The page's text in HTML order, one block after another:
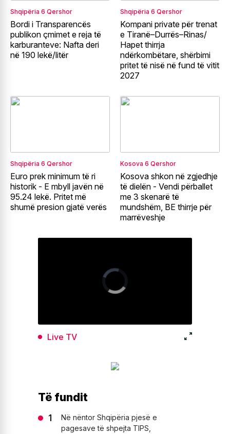
Shqipëria 6 Qershor
Bordi i Transparencës
publikon çmimet e reja të
karburanteve: Nafta deri
në 190 lekë/litër
Shqipëria 6 Qershor
Kompani private për trenat
e Tiranë–Durrës–Rinas/
Hapet thirrja
ndërkombëtare, shërbimi
pritet të nisë në fund të vitit
2027
Shqipëria 6 Qershor
Euro prek minimum të ri
historik - E mbyll javën në
95.24 lekë. Pritet më
shumë presion gjatë verës
Kosova 6 Qershor
Kosova shkon në zgjedhje
të dielën - Vendi përballet
me 3 skenarë të
mundshëm, BE thirrje për
marrëveshje
Live TV
Të fundit
Në nëntor Shqipëria pjesë e
pagesave të shpejta TIPS,